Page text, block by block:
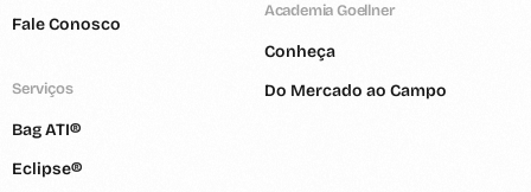
Fale Conosco
Serviços
Bag ATI®
Eclipse®
Academia Goellner
Conheça
Do Mercado ao Campo